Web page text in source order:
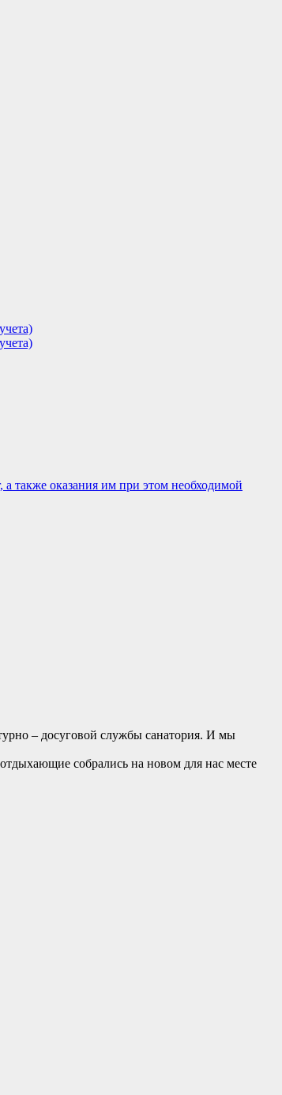
также оказания им при этом необходимой
– досуговой службы санатория. И мы
собрались на новом для нас месте